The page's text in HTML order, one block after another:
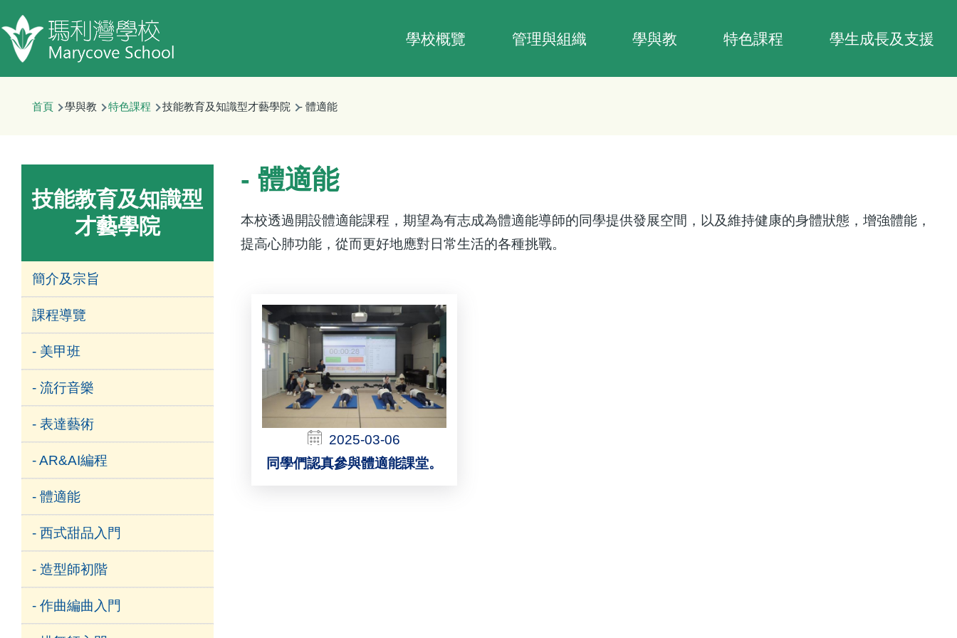
移至主內容
navigation
學校概覽 管理與組織 學與教 特色課程 學生成長及支援
首頁 學與教 特色課程 技能教育及知識型才藝學院 - 體適能
- 體適能
本校透過開設體適能課程，期望為有志成為體適能導師的同學提供發展空間，以及維持健康的身體狀態，增強體能，
提高心肺功能，從而更好地應對日常生活的各種挑戰。
2025-03-06
同學們認真參與體適能課堂。
技能教育及知識型
才藝學院
簡介及宗旨
課程導覽
- 美甲班
- 流行音樂
- 表達藝術
- AR&AI編程
- 體適能
- 西式甜品入門
- 造型師初階
- 作曲編曲入門